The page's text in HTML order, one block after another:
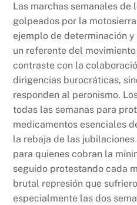
Las marchas semanales de
golpeados por la
ejemplo de determinación
un referente del
contraste con la
dirigencias burocráticas,
responden al peronismo.
todas las semanas para
medicamentos esenciales
la rebaja de las
para quienes cobran la
seguido protestando cada
brutal represión que
especialmente las dos